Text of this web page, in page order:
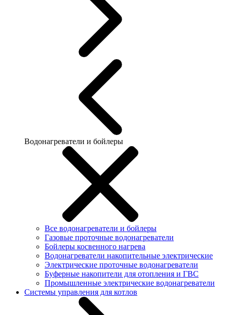
Водонагреватели и бойлеры
Все водонагреватели и бойлеры
Газовые проточные водонагреватели
Бойлеры косвенного нагрева
Водонагреватели накопительные электрические
Электрические проточные водонагреватели
Буферные накопители для отопления и ГВС
Промышленные электрические водонагреватели
Системы управления для котлов